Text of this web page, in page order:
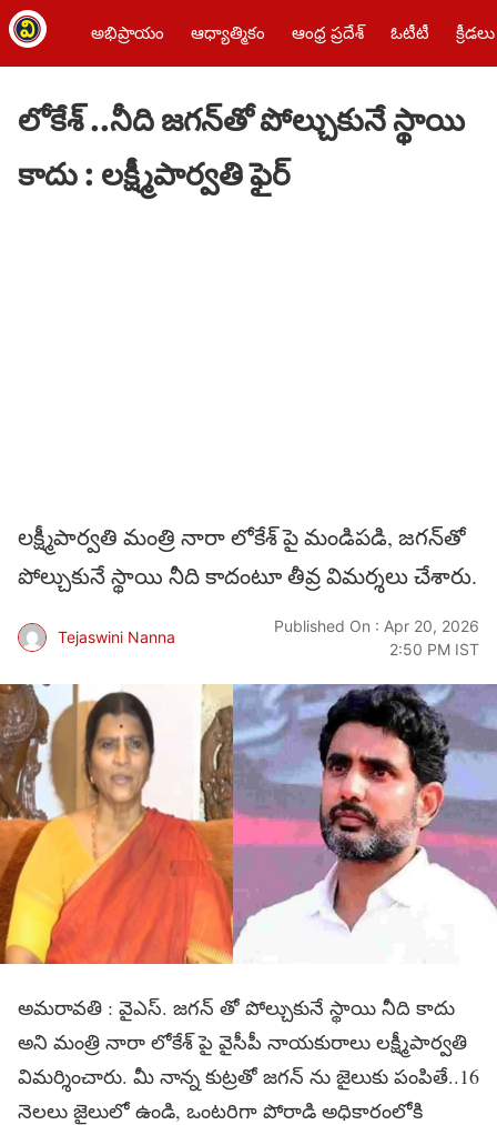
అభిప్రాయం ఆధ్యాత్మికం ఆంధ్ర ప్రదేశ్ ఓటీటీ క్రీడలు
లోకేశ్ ..నీది జగన్‌తో పోల్చుకునే స్థాయి
కాదు : లక్ష్మీపార్వతి ఫైర్
లక్ష్మీపార్వతి మంత్రి నారా లోకేశ్ పై మండిపడి, జగన్‌తో
పోల్చుకునే స్థాయి నీది కాదంటూ తీవ్ర విమర్శలు చేశారు.
Tejaswini Nanna
Published On : Apr 20, 2026
2:50 PM IST
అమరావతి : వైఎస్. జగన్ తో పోల్చుకునే స్థాయి నీది కాదు
అని మంత్రి నారా లోకేశ్ పై వైసీపీ నాయకురాలు లక్ష్మీపార్వతి
విమర్శించారు. మీ నాన్న కుట్రతో జగన్ ను జైలుకు పంపితే..16
నెలలు జైలులో ఉండి, ఒంటరిగా పోరాడి అధికారంలోకి